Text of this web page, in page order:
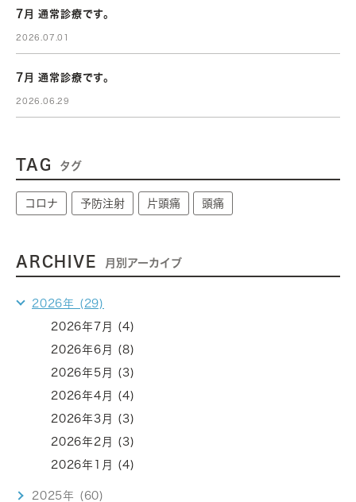
7月 通常診療です。
2026.07.01
7月 通常診療です。
2026.06.29
TAG タグ
コロナ 予防注射 片頭痛 頭痛
ARCHIVE 月別アーカイブ
2026年 (29)
2026年7月 (4)
2026年6月 (8)
2026年5月 (3)
2026年4月 (4)
2026年3月 (3)
2026年2月 (3)
2026年1月 (4)
2025年 (60)